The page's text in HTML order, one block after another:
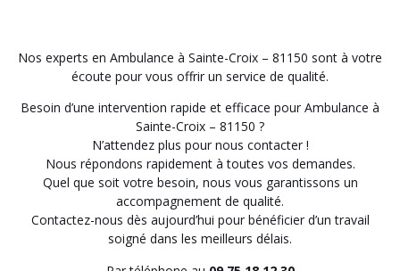
Nos experts en Ambulance à Sainte-Croix – 81150 sont à votre
écoute pour vous offrir un service de qualité.
Besoin d’une intervention rapide et efficace pour Ambulance à
Sainte-Croix – 81150 ?
N’attendez plus pour nous contacter !
Nous répondons rapidement à toutes vos demandes.
Quel que soit votre besoin, nous vous garantissons un
accompagnement de qualité.
Contactez-nous dès aujourd’hui pour bénéficier d’un travail
soigné dans les meilleurs délais.